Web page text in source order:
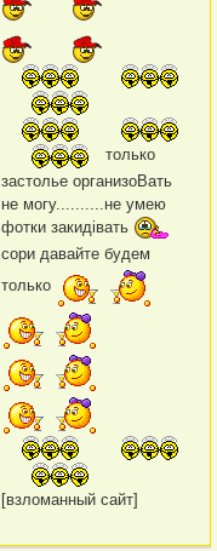
только
застолье организоBать
не могу..........не умею
фотки закидiвать
сори давайте будем
только
[взломанный сайт]